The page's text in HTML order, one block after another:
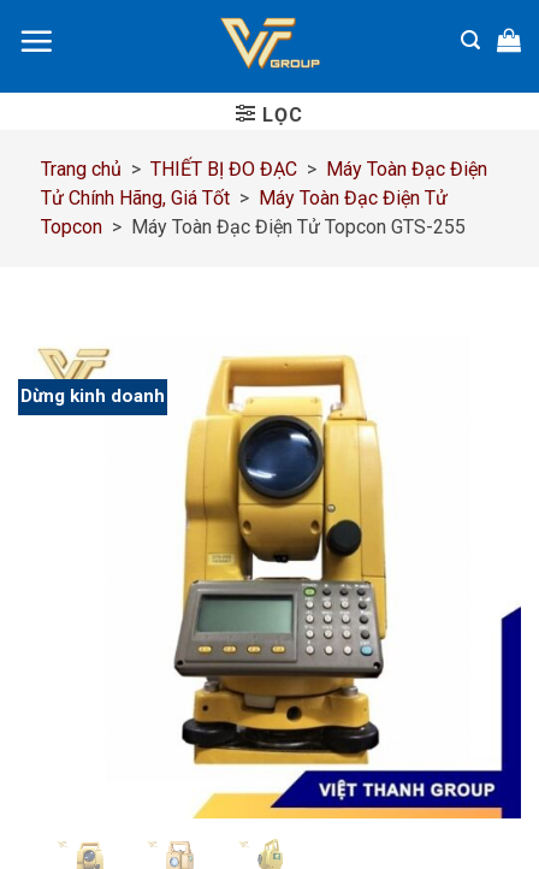
đến
dung
LỌC
Trang chủ > THIẾT BỊ ĐO ĐẠC > Máy Toàn Đạc Điện
Tử Chính Hãng, Giá Tốt > Máy Toàn Đạc Điện Tử
Topcon > Máy Toàn Đạc Điện Tử Topcon GTS-255
Dừng kinh doanh